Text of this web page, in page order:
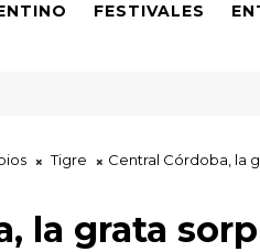
FESTIVALES
Tigre
Central Córdoba, la
la grata